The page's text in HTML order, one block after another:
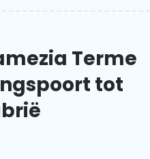
Terme
tot